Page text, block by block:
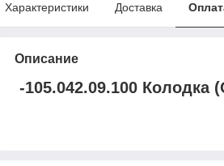
Характеристики Доставка
Описание
-105.042.09.100